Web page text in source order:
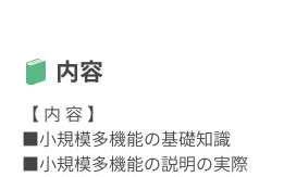
内容
【 内 容 】
■小規模多機能の基礎知識
■小規模多機能の説明の実際